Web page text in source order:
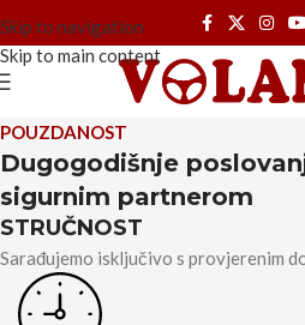
Skip to navigation
Skip to main content
POUZDANOST
Dugogodišnje
sigurnim partnerom
STRUČNOST
Sarađujemo isključivo s provjerenim